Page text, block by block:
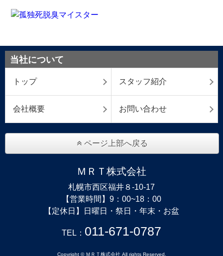
当社について
トップ スタッフ紹介
会社概要 お問い合わせ
ページ上部へ戻る
ＭＲＴ株式会社
札幌市西区福井８‐10‐17
【営業時間】9：00~18：00
【定休日】日曜日・祭日・年末・お盆
TEL： 011-671-0787
Copyright © ＭＲＴ株式会社 All rights Reserved.